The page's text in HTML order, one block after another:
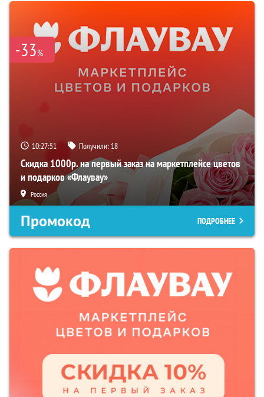
-33%
10:27:50 Получили: 18
Скидка 1000р. на первый заказ на маркетплейсе цветов
и подарков «Флаувау»
Россия
Промокод ПОДРОБНЕЕ